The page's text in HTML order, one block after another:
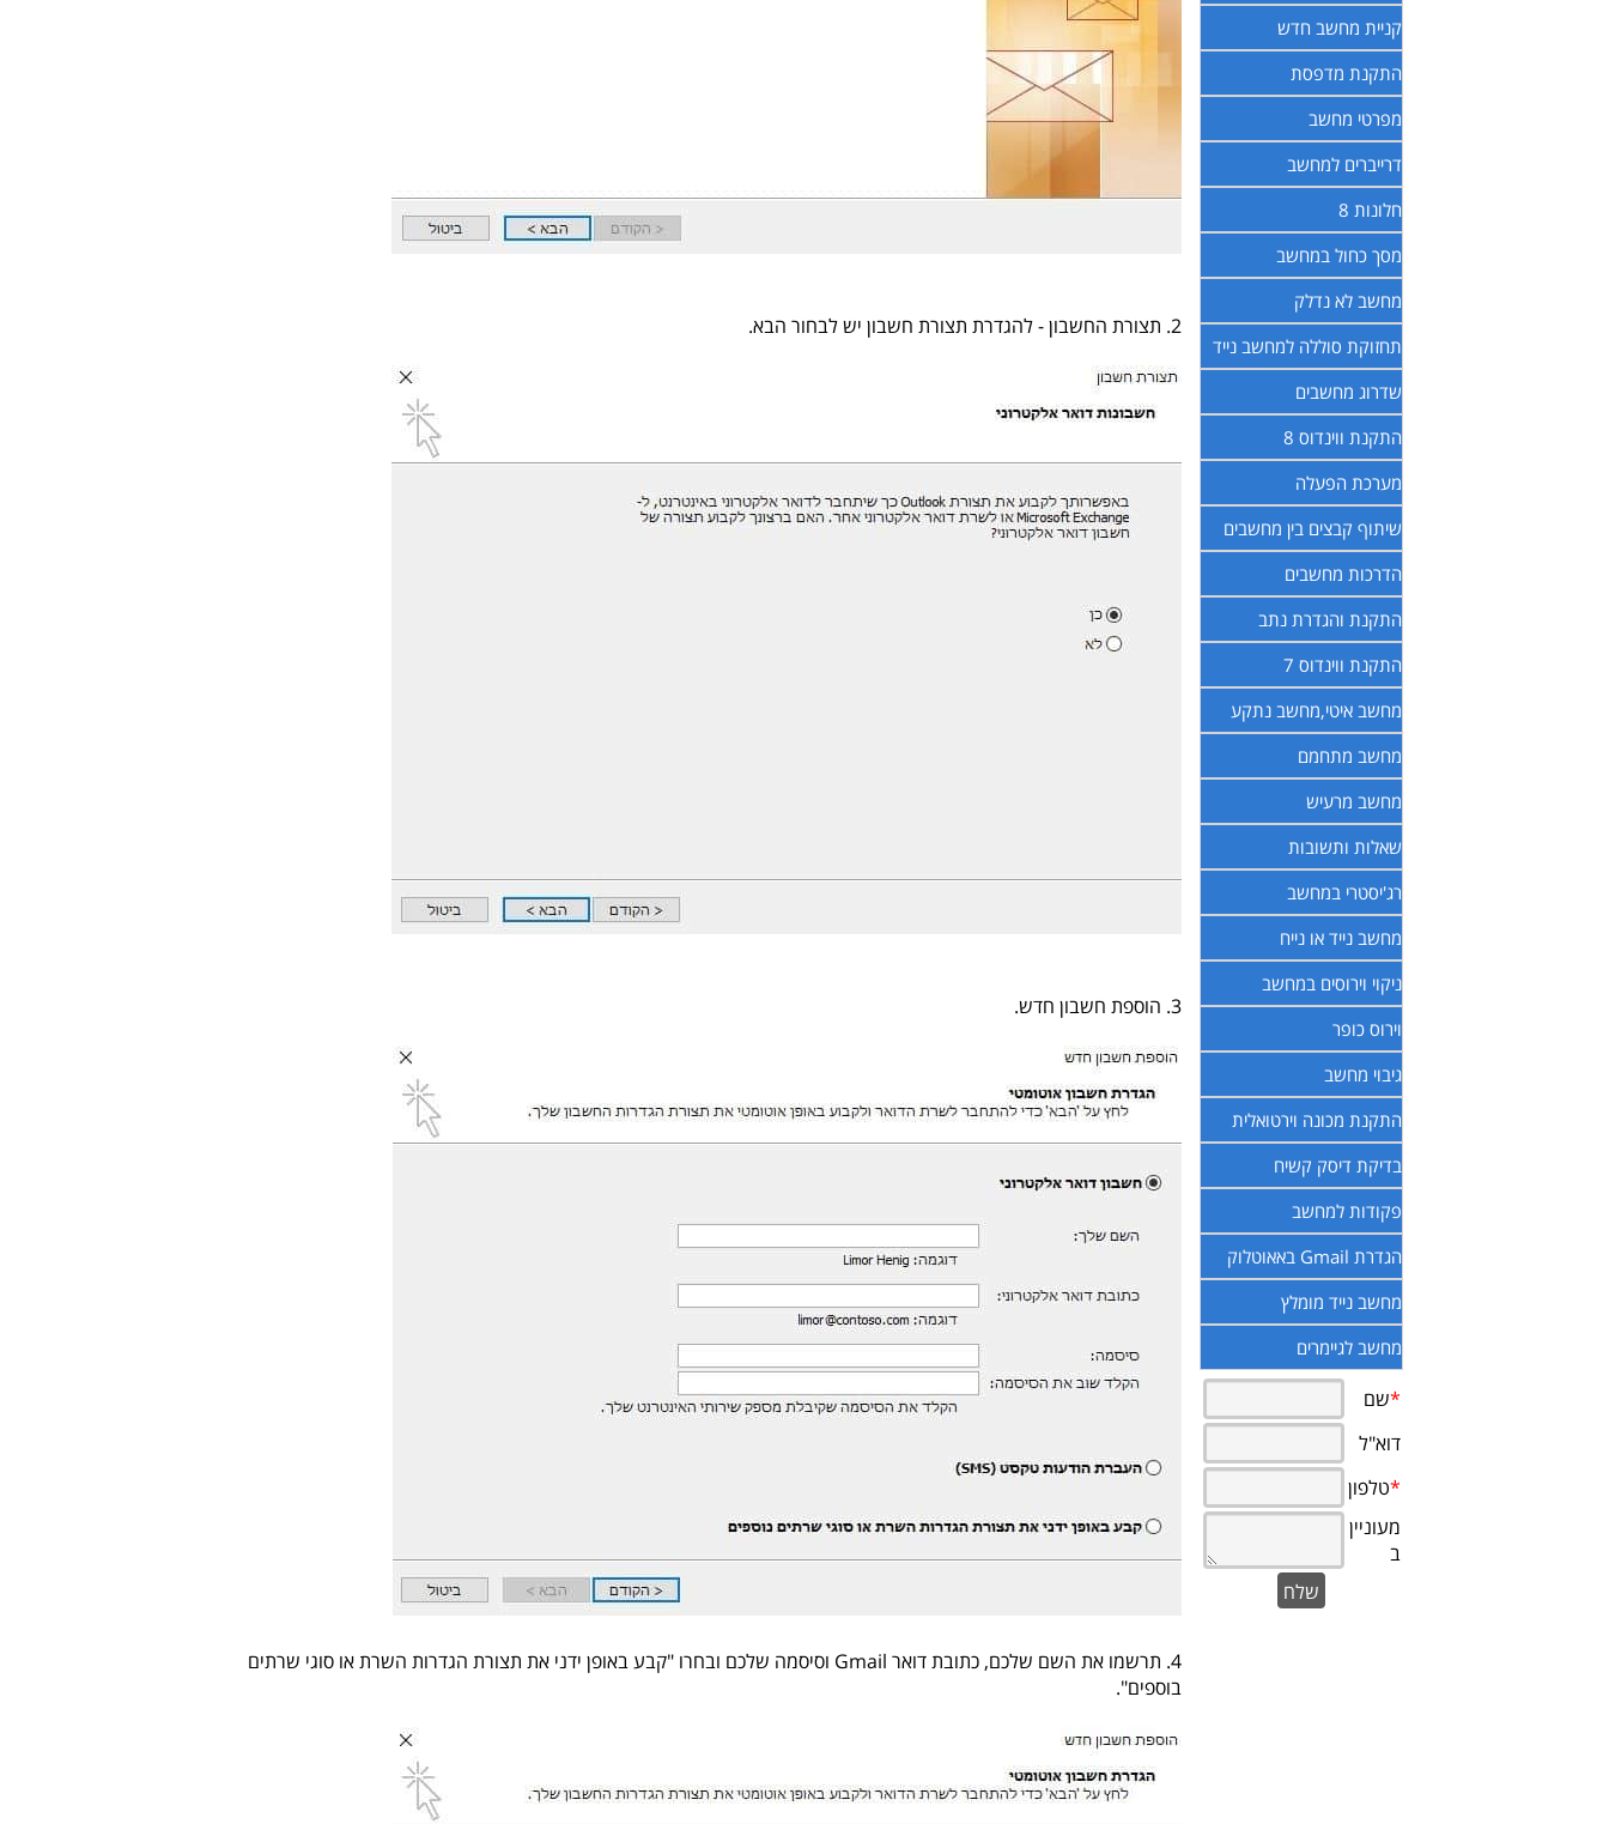
קניית מחשב חדש
התקנת מדפסת
מפרטי מחשב
דרייברים למחשב
חלונות 8
מסך כחול במחשב
מחשב לא נדלק
תחזוקת סוללה למחשב נייד
שדרוג מחשבים
התקנת ווינדוס 8
מערכת הפעלה
שיתוף קבצים בין מחשבים
הדרכות מחשבים
התקנת והגדרת נתב
התקנת ווינדוס 7
מחשב איטי,מחשב נתקע
מחשב מתחמם
מחשב מרעיש
שאלות ותשובות
רג'יסטרי במחשב
מחשב נייד או נייח
ניקוי וירוסים במחשב
וירוס כופר
גיבוי מחשב
התקנת מכונה וירטואלית
בדיקת דיסק קשיח
פקודות למחשב
הגדרת Gmail באאוטלוק
מחשב נייד מומלץ
מחשב לגיימרים
2. תצורת החשבון - להגדרת תצורת חשבון יש לבחור הבא.
3. הוספת חשבון חדש.
4. תרשמו את השם שלכם, כתובת דואר Gmail וסיסמה שלכם ובחרו "קבע באופן ידני את תצורת הגדרות השרת או סוגי שרתים
בוספים".